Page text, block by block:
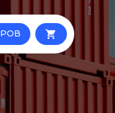
local_grocery_store